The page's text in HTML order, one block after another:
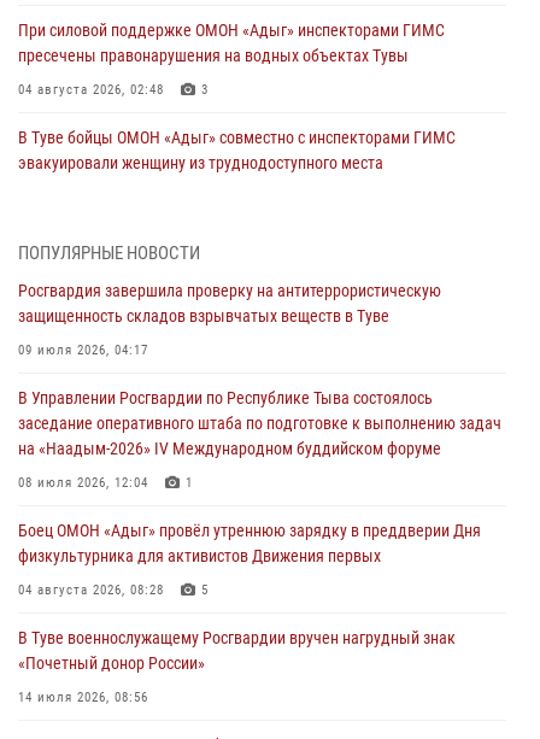
При силовой поддержке ОМОН «Адыг» инспекторами ГИМС
пресечены правонарушения на водных объектах Тувы
04 августа 2026, 02:48 3
В Туве бойцы ОМОН «Адыг» совместно с инспекторами ГИМС
эвакуировали женщину из труднодоступного места
Росгвардия проверила организацию отдыха детей в детских
31 июля 2026, 03:49
Сотрудники вневедомственной охраны приняли участие в акции
29 июля 2026, 09:41
26 сигналов «Тревога» с автотранспортов отработали экипажи
задержаний Росгвардии в Туве с начала года
В Туве офицер Росгвардии подвела итоги юбилейного личного
забега
ПОПУЛЯРНЫЕ НОВОСТИ
Росгвардия завершила проверку на антитеррористическую
защищенность складов взрывчатых веществ в Туве
09 июля 2026, 04:17
В Управлении Росгвардии по Республике Тыва состоялось
заседание оперативного штаба по подготовке к выполнению задач
на «Наадым-2026» IV Международном буддийском форуме
08 июля 2026, 12:04 1
Боец ОМОН «Адыг» провёл утреннюю зарядку в преддверии Дня
физкультурника для активистов Движения первых
04 августа 2026, 08:28 5
В Туве военнослужащему Росгвардии вручен нагрудный знак
«Почетный донор России»
14 июля 2026, 08:56